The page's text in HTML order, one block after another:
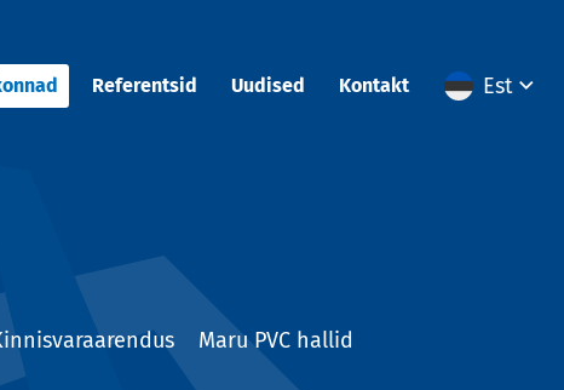
Referentsid Uudised Kontakt Est
Maru PVC hallid